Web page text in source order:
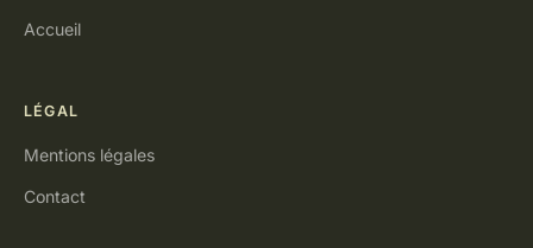
Accueil
LÉGAL
Mentions légales
Contact